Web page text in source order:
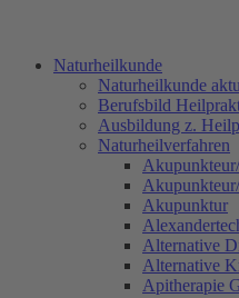
Naturheilkunde
Naturheilkunde
Berufsbild
Ausbildung z.
Naturheilverfahren
Akupunktur
Alternative
Alternative
Apitherapie